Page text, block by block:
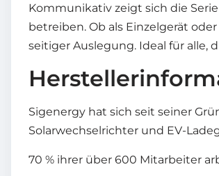
Kommunikativ zeigt sich die
betreiben. Ob als Einzelgerät
seitiger Auslegung. Ideal für alle,
Sigenergy hat sich seit seiner
Solarwechselrichter und EV-
70 % ihrer über 600 Mitarbeiter